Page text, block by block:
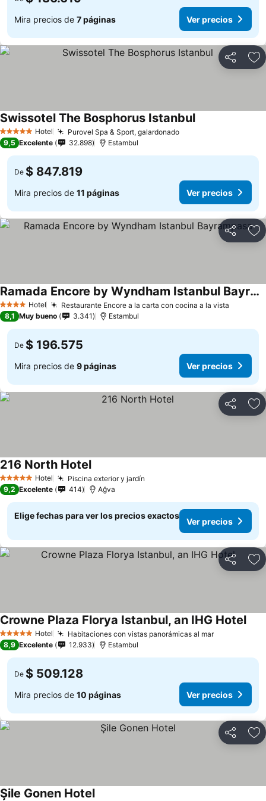
Mira precios de 7 páginas Ver precios
Compartir
5 Estrellas Hotel Purovel Spa & Sport, galardonado
Swissotel The Bosphorus Istanbul
9,5 Excelente 32.898 Estambul
De $ 847.819
Mira precios de 11 páginas Ver precios
Compartir
4 EstrellasHotel Restaurante Encore a la carta con cocina a la vista
Ramada Encore by Wyndham Istanbul Bayrampasa
8,1 Muy bueno 3.341 Estambul
De $ 196.575
Mira precios de 9 páginas Ver precios
Compartir
5 Estrellas Hotel Piscina exterior y jardín
216 North Hotel
9,2 Excelente 414 Ağva
Elige fechas para ver los precios exactos
Ver precios
Compartir
5 Estrellas Hotel Habitaciones con vistas panorámicas al mar
Crowne Plaza Florya Istanbul, an IHG Hotel
8,9 Excelente 12.933 Estambul
De $ 509.128
Mira precios de 10 páginas Ver precios
Compartir
Şile Gonen Hotel